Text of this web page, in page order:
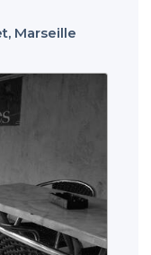
Marseille